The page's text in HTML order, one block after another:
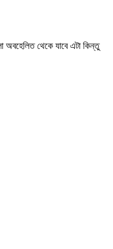
অবহেলিত থেকে যাবে এটা কিন্তু